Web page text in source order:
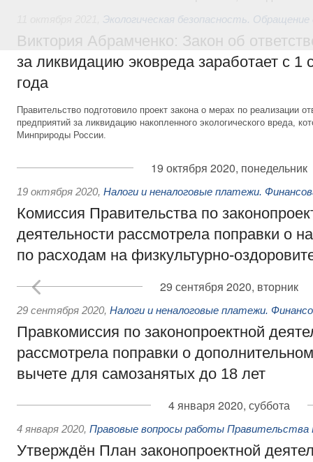
Экологическая безопасность.
Виктория Абрамченко: Закон об
за ликвидацию эковреда заработает с 1
года
Правительство подготовило проект закона о мерах по реализации
предприятий за ликвидацию накопленного экологического вреда,
Минприроды России.
19 октября 2020, понедельник
19 октября 2020, Налоги и неналоговые платежи.
Комиссия Правительства по
деятельности рассмотрела поправки о
по расходам на физкультурно-
29 сентября 2020, вторник
29 сентября 2020, Налоги и неналоговые платежи.
Правкомиссия по законопроектной
рассмотрела поправки о
вычете для самозанятых до 18 лет
4 января 2020, суббота
4 января 2020, Правовые вопросы работы Правительства
Утверждён План законопроектной